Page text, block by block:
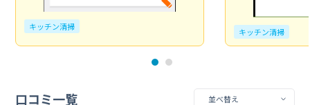
キッチン清掃 キッチン清掃
口コミ一覧